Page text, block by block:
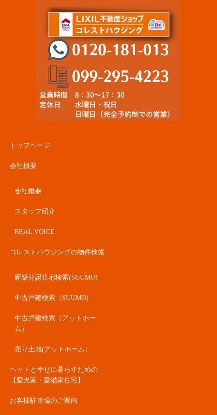
トップページ
会社概要
会社概要
スタッフ紹介
REAL VOICE
コレストハウジングの物件検索
新築分譲住宅検索(SUUMO)
中古戸建検索（SUUMO)
中古戸建検索（アットホー
ム）
売り土地(アットホーム）
ペットと幸せに暮らすための
【愛犬家・愛猫家住宅】
お客様駐車場のご案内